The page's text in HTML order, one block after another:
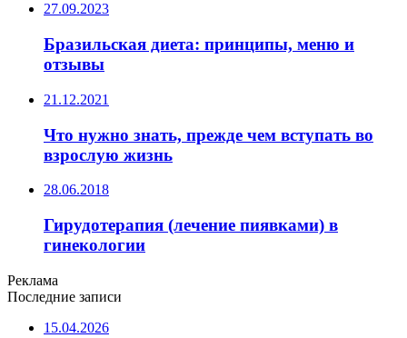
27.09.2023
Бразильская диета: принципы, меню и
отзывы
21.12.2021
Что нужно знать, прежде чем вступать во
взрослую жизнь
28.06.2018
Гирудотерапия (лечение пиявками) в
гинекологии
Реклама
Последние записи
15.04.2026